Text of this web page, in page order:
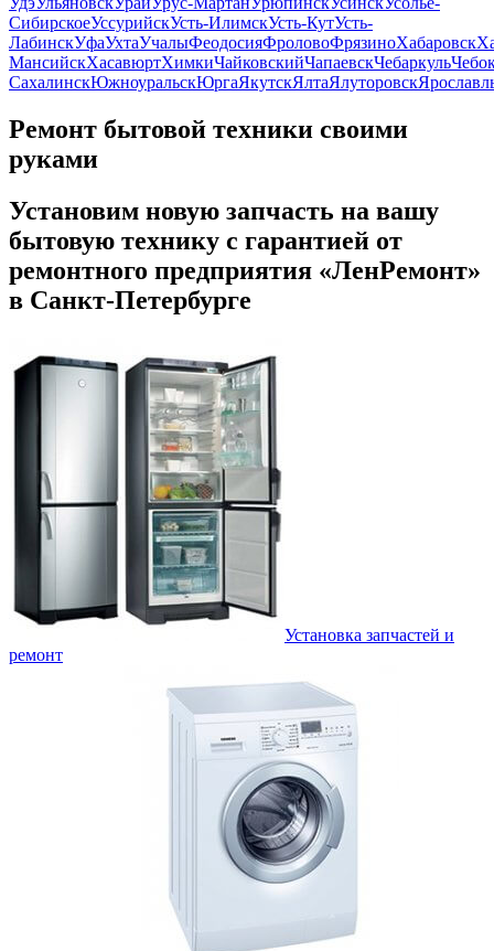
СибирскоеУссурийскУсть-ИлимскУсть-КутУсть-
ЛабинскУфаУхтаУчалыФеодосияФроловоФрязиноХабаровск
МансийскХасавюртХимкиЧайковскийЧапаевскЧебаркуль
СахалинскЮжноуральскЮргаЯкутскЯлтаЯлуторовск
Ремонт бытовой техники своими
руками
Установим новую запчасть на вашу
бытовую технику с гарантией от
ремонтного предприятия «ЛенРемонт»
в Санкт-Петербурге
Установка запчастей и
ремонт